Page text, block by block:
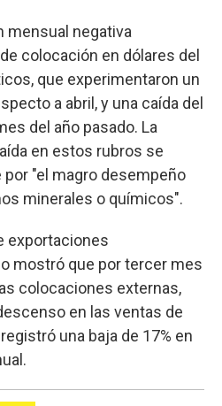
mensual negativa
colocación en dólares del
que experimentaron un
a abril, y una caída del
del año pasado. La
en estos rubros se
"el magro desempeño
minerales o químicos".
exportaciones
mostró que por tercer mes
colocaciones externas,
en las ventas de
una baja de 17% en